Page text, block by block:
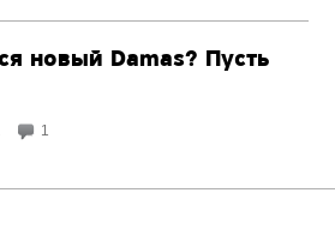
новый Damas? Пусть
1